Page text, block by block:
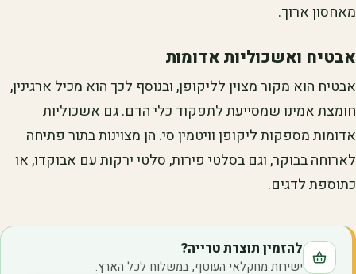
מאחסון ארוך.
אבטיח ואשכוליות אדומות
אבטיח הוא מקור מצוין לליקופן, ובנוסף לכך הוא מכיל ארגינין,
חומצת אמינו שמסייעת לתפקוד כלי הדם. גם אשכוליות
אדומות מספקות ליקופן וויטמין סי. הן מצוינות בתור פתיחה
לארוחה בבוקר, וגם בסלטי פירות, סלטי ירקות עם אבוקדו, או
כתוספת לדגים.
להזמין תוצרת טרייה?
ישירות מחקלאי העוטף, במשלוח לכל הארץ.